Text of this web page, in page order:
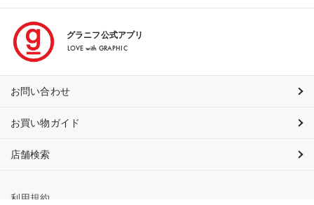
グラニフ公式アプリ
LOVE with GRAPHIC
お問い合わせ
お買い物ガイド
店舗検索
利用規約